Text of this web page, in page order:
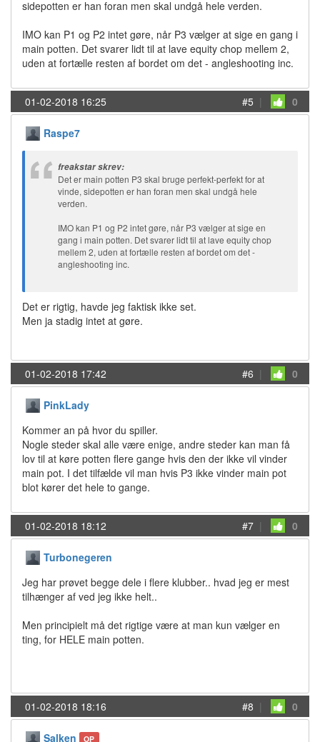
sidepotten er han foran men skal undgå hele verden.
IMO kan P1 og P2 intet gøre, når P3 vælger at sige en gang i
main potten. Det svarer lidt til at lave equity chop mellem 2,
uden at fortælle resten af bordet om det - angleshooting inc.
01-02-2018 16:25 #5 | 0
Raspe7
freakstar skrev:
Det er main potten P3 skal bruge perfekt-perfekt for at
vinde, sidepotten er han foran men skal undgå hele
verden.
IMO kan P1 og P2 intet gøre, når P3 vælger at sige en
gang i main potten. Det svarer lidt til at lave equity chop
mellem 2, uden at fortælle resten af bordet om det -
angleshooting inc.
Det er rigtig, havde jeg faktisk ikke set.
Men ja stadig intet at gøre.
01-02-2018 17:42 #6 | 0
PinkLady
Kommer an på hvor du spiller.
Nogle steder skal alle være enige, andre steder kan man få
lov til at køre potten flere gange hvis den der ikke vil vinder
main pot. I det tilfælde vil man hvis P3 ikke vinder main pot
blot kører det hele to gange.
01-02-2018 18:12 #7 | 0
Turbonegeren
Jeg har prøvet begge dele i flere klubber.. hvad jeg er mest
tilhænger af ved jeg ikke helt..
Men principielt må det rigtige være at man kun vælger en
ting, for HELE main potten.
01-02-2018 18:16 #8 | 0
Salken OP